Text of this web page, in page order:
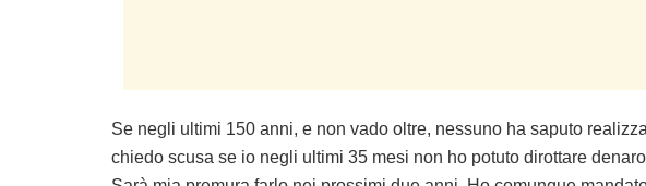
Se negli ultimi 150 anni, e non vado oltre, nessuno ha saputo
chiedo scusa se io negli ultimi 35 mesi non ho potuto dirottare